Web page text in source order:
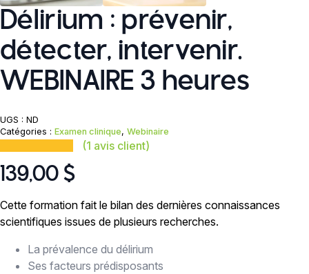
Délirium : prévenir,
détecter, intervenir.
WEBINAIRE 3 heures
UGS : ND
Catégories : Examen clinique, Webinaire
(1 avis client)
139,00 $
Cette formation fait le bilan des dernières connaissances
scientifiques issues de plusieurs recherches.
La prévalence du délirium
Ses facteurs prédisposants